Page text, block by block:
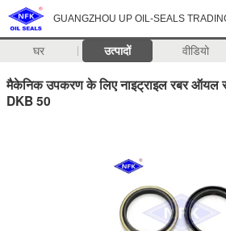
GUANGZHOU UP OIL-SEALS
घर उत्पादों वीडियो
मैकेनिक उपकरण के लिए नाइट्राइल रबर ऑयल
DKB 50